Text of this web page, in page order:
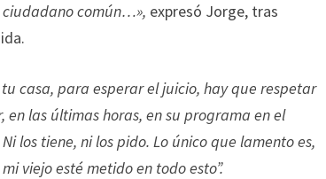
común…», expresó Jorge, tras
casa, para esperar el juicio, hay que respetar
en las últimas horas, en su programa en el
los tiene, ni los pido. Lo único que lamento es,
viejo esté metido en todo esto”.